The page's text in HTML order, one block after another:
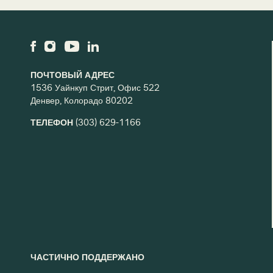
ПОЧТОВЫЙ АДРЕС
1536 Уайнкуп Стрит, Офис 522
Денвер, Колорадо 80202
ТЕЛЕФОН (303) 629-1166
ЧАСТИЧНО ПОДДЕРЖАНО